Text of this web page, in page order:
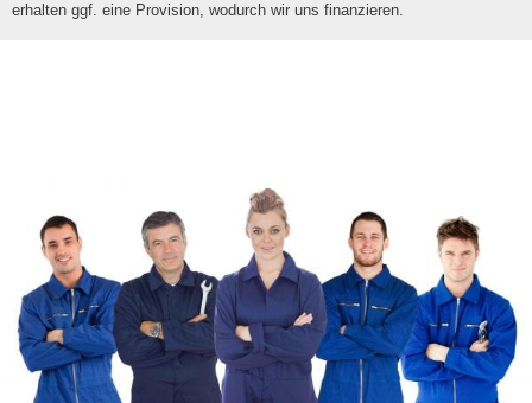
erhalten ggf. eine Provision, wodurch wir uns finanzieren.